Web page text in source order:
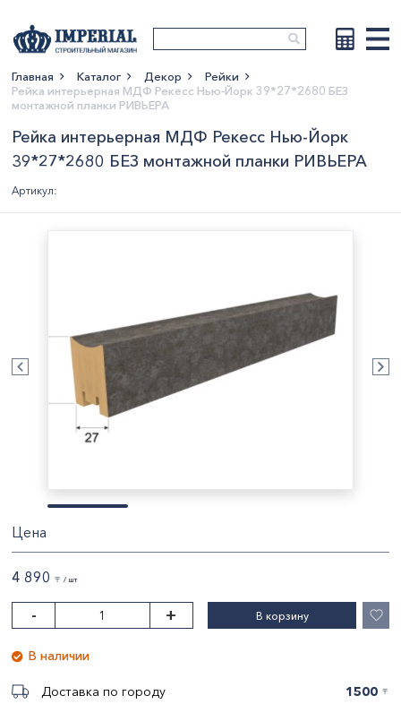
Показать больше
Главная Каталог Декор
Рейки
Рейка интерьерная МДФ Рекесс Нью-Йорк 39*27*2680 БЕЗ
монтажной планки РИВЬЕРА
Рейка интерьерная МДФ Рекесс Нью-Йорк
39*27*2680 БЕЗ монтажной планки РИВЬЕРА
Артикул:
Цена
4 890 〒 / шт
- + В корзину
В наличии
Доставка по городу 1500 〒